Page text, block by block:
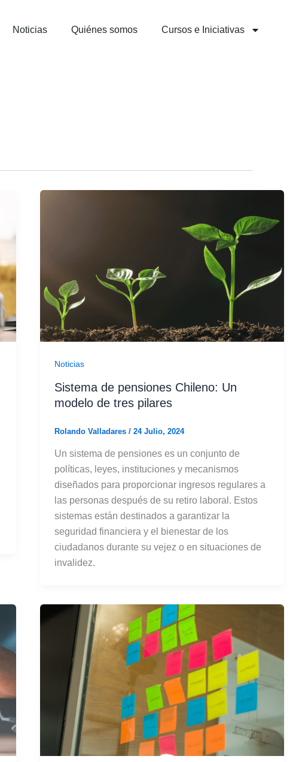
Noticias Quiénes somos Cursos e Iniciativas
Noticias
Sistema de pensiones Chileno: Un
modelo de tres pilares
Rolando Valladares / 24 Julio, 2024
Un sistema de pensiones es un conjunto de
políticas, leyes, instituciones y mecanismos
diseñados para proporcionar ingresos regulares a
las personas después de su retiro laboral. Estos
sistemas están destinados a garantizar la
seguridad financiera y el bienestar de los
ciudadanos durante su vejez o en situaciones de
invalidez.